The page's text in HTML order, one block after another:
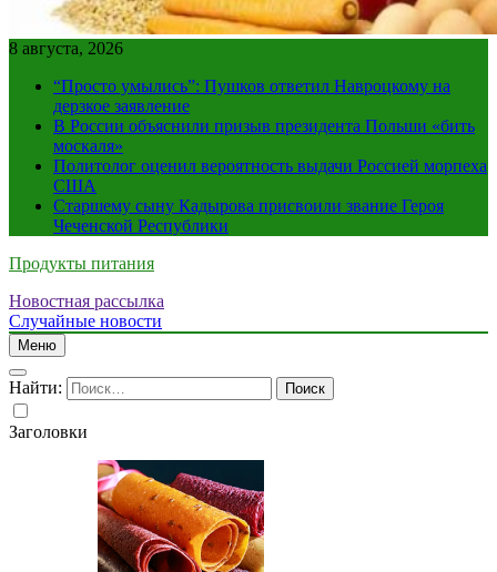
8 августа, 2026
“Просто умылись”: Пушков ответил Навроцкому на
дерзкое заявление
В России объяснили призыв президента Польши «бить
москаля»
Политолог оценил вероятность выдачи Россией морпеха
США
Старшему сыну Кадырова присвоили звание Героя
Чеченской Республики
Продукты питания
Новостная рассылка
Случайные новости
Меню
Найти:
Заголовки